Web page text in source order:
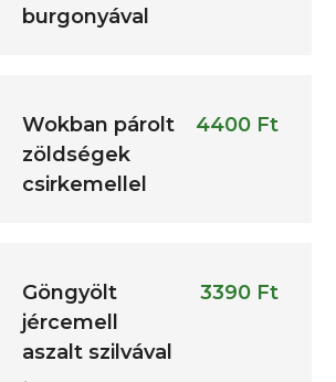
burgonyával
Wokban párolt
zöldségek
csirkemellel
4400 Ft
Göngyölt
jércemell
aszalt szilvával
3390 Ft